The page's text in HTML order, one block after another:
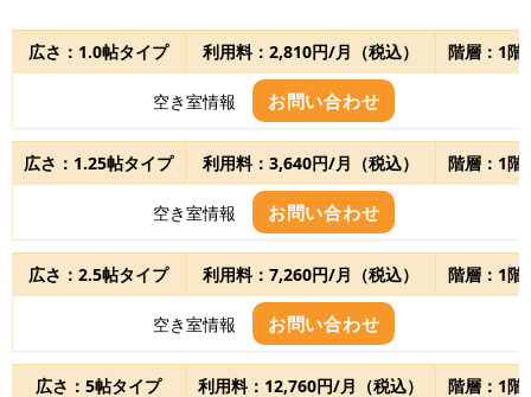
広さ：1.0帖タイプ 利用料：2,810円/月（税込） 階層：1階
空き室情報 お問い合わせ
広さ：1.25帖タイプ 利用料：3,640円/月（税込） 階層：1階
空き室情報 お問い合わせ
広さ：2.5帖タイプ 利用料：7,260円/月（税込） 階層：1階
空き室情報 お問い合わせ
広さ：5帖タイプ 利用料：12,760円/月（税込） 階層：1階